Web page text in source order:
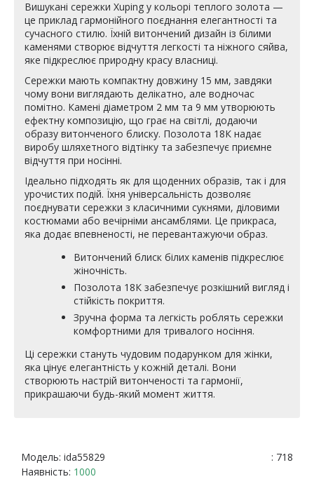
Вишукані сережки Xuping у кольорі теплого золота —
це приклад гармонійного поєднання елегантності та
сучасного стилю. Їхній витончений дизайн із білими
каменями створює відчуття легкості та ніжного сяйва,
яке підкреслює природну красу власниці.
Сережки мають компактну довжину 15 мм, завдяки
чому вони виглядають делікатно, але водночас
помітно. Камені діаметром 2 мм та 9 мм утворюють
ефектну композицію, що грає на світлі, додаючи
образу витонченого блиску. Позолота 18К надає
виробу шляхетного відтінку та забезпечує приємне
відчуття при носінні.
Ідеально підходять як для щоденних образів, так і для
урочистих подій. Їхня універсальність дозволяє
поєднувати сережки з класичними сукнями, діловими
костюмами або вечірніми ансамблями. Це прикраса,
яка додає впевненості, не перевантажуючи образ.
Витончений блиск білих каменів підкреслює
жіночність.
Позолота 18К забезпечує розкішний вигляд і
стійкість покриття.
Зручна форма та легкість роблять сережки
комфортними для тривалого носіння.
Ці сережки стануть чудовим подарунком для жінки,
яка цінує елегантність у кожній деталі. Вони
створюють настрій витонченості та гармонії,
прикрашаючи будь-який момент життя.
: 718
Модель: ida55829
Наявність: 1000